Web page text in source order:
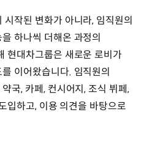
작된 변화가 아니라, 임직원의
하나씩 더해온 과정의
현대차그룹은 새로운 로비가
이어왔습니다. 임직원의
국, 카페, 컨시어지, 조식 뷔페,
입하고, 이용 의견을 바탕으로